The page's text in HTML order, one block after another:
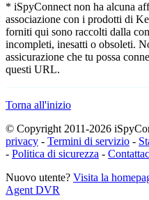
* iSpyConnect non ha alcuna
associazione con i prodotti di
forniti qui sono raccolti dalla
incompleti, inesatti o obsoleti.
assicurazione che tu possa
questi URL.
Torna all'inizio
© Copyright 2011-2026
privacy - Termini di servizio -
- Politica di sicurezza -
Nuovo utente? Visita la
Agent DVR